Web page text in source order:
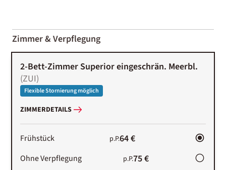
01-02
Zimmer & Verpflegung
2-Bett-Zimmer Superior eingeschrän. Meerbl.
(ZUI)
Flexible Stornierung möglich
ZIMMERDETAILS
Frühstück p.P.64 €
Ohne Verpflegung p.P.75 €